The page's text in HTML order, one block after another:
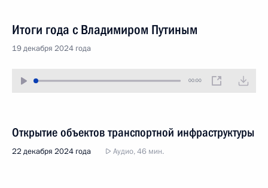
Итоги года с Владимиром Путиным
19 декабря 2024 года
00:00
Открытие объектов транспортной инфраструктуры
22 декабря 2024 года Аудио, 46 мин.